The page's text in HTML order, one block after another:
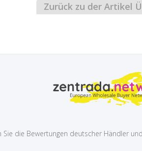
Zurück zu der Artikel
Sie die Bewertungen deutscher Händler